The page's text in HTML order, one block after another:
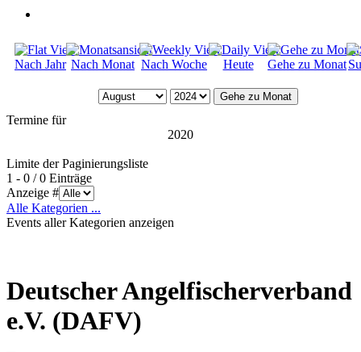
Nach Jahr Nach Monat Nach Woche Heute Gehe zu Monat
Gehe zu Monat
Termine für
2020
Limite der Paginierungsliste
1 - 0 / 0 Einträge
Anzeige #
Alle Kategorien ...
Events aller Kategorien anzeigen
Deutscher Angelfischerverband
e.V. (DAFV)